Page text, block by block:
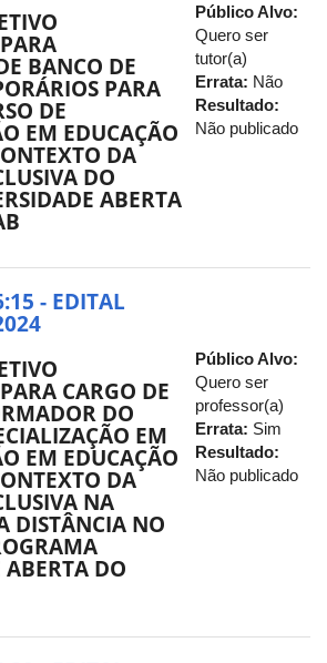
BANCO DE
PARA
DE
EM EDUCAÇÃO
DA
DO
ABERTA
Público Alvo:
Quero ser
tutor(a)
Errata: Não
Resultado:
Não publicado
- EDITAL
CARGO DE
DO
EM
EM EDUCAÇÃO
DA
NA
DISTÂNCIA NO
DO
Público Alvo:
Quero ser
professor(a)
Errata: Sim
Resultado:
Não publicado